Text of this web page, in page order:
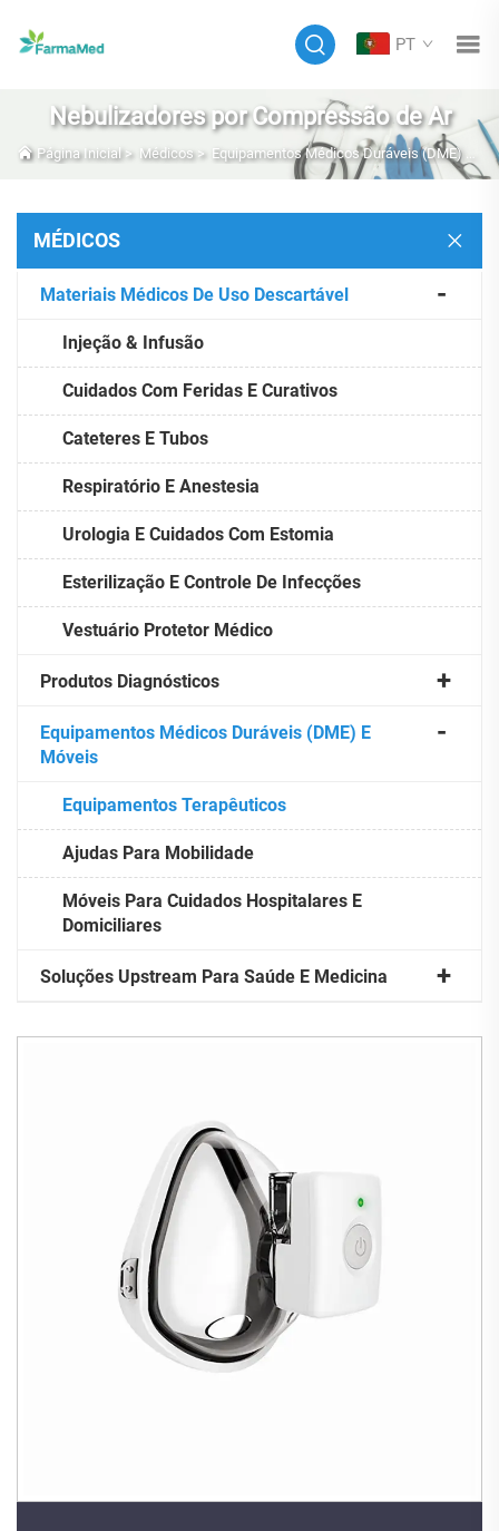
PT
Nebulizadores por Compressão de Ar
Página Inicial> Médicos> Equipamentos Médicos Duráveis (DME) E Móveis
MÉDICOS
Materiais Médicos De Uso Descartável
Injeção & Infusão
Cuidados Com Feridas E Curativos
Cateteres E Tubos
Respiratório E Anestesia
Urologia E Cuidados Com Estomia
Esterilização E Controle De Infecções
Vestuário Protetor Médico
Produtos Diagnósticos
Equipamentos Médicos Duráveis (DME) E
Móveis
Equipamentos Terapêuticos
Ajudas Para Mobilidade
Móveis Para Cuidados Hospitalares E
Domiciliares
Soluções Upstream Para Saúde E Medicina